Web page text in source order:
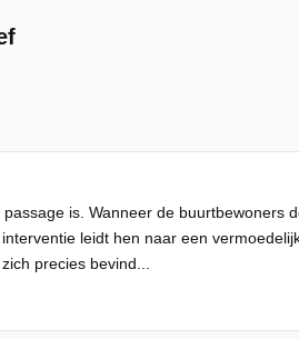
is. Wanneer de buurtbewoners
leidt hen naar een
precies bevind...